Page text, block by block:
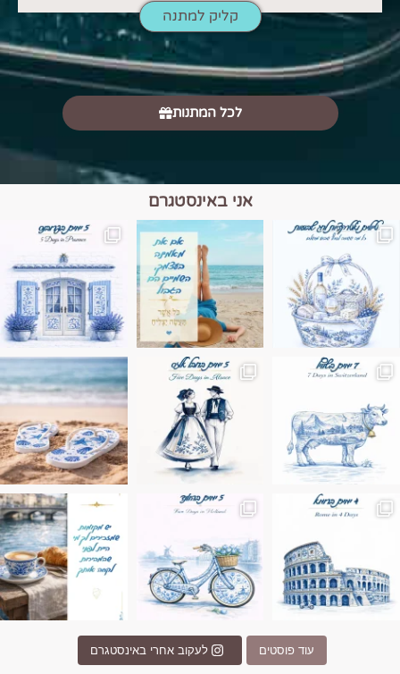
קליק למתנה
לכל המתנות
אני באינסטגרם
הם הגבול 💙🩵
בחבל אלזס צרפת
בחופשה שבו הכל נהיה פשוט יותר. החול, הי
Instagram post
Instagram post 17994326828955248
עוד פוסטים לעקוב אחרי באינסטגרם